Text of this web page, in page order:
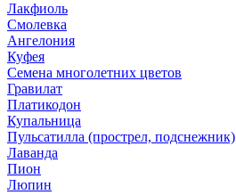
Лакфиоль
Смолевка
Ангелония
Куфея
Семена многолетних цветов
Гравилат
Платикодон
Купальница
Пульсатилла (прострел, подснежник)
Лаванда
Пион
Люпин